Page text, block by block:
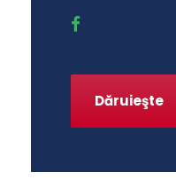
Dăruieşte